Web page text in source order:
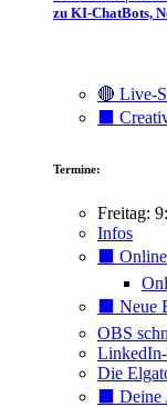
zu KI-ChatBots,
🔴 Live-
⬛️
Termine:
Freitag:
Infos
⬛️
⬛️ Neue
OBS
Die
⬛️